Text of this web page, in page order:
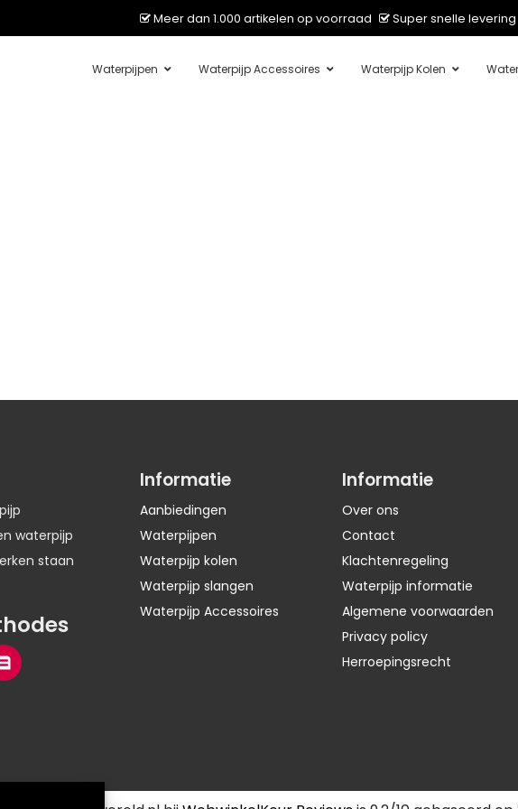
Meer dan 1.000 artikelen op voorraad Super snelle levering
Waterpijpen Waterpijp Accessoires Waterpijp Kolen
waterpijp
staan
Informatie
Aanbiedingen
Waterpijpen
Waterpijp kolen
Waterpijp slangen
Waterpijp Accessoires
Informatie
Over ons
Contact
Klachtenregeling
Waterpijp informatie
Algemene voorwaarden
Privacy policy
Herroepingsrecht